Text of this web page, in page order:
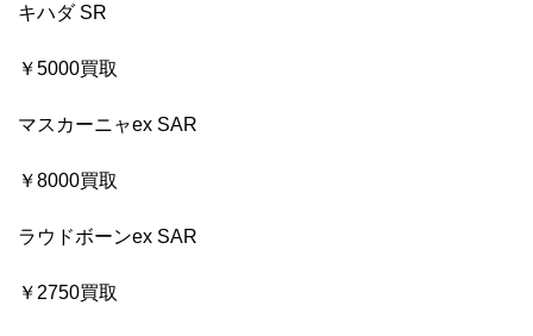
キハダ SR
￥5000買取
マスカーニャex SAR
￥8000買取
ラウドボーンex SAR
￥2750買取